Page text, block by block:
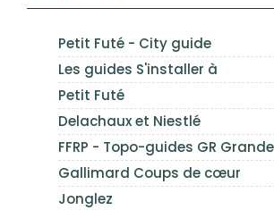
Petit Futé - City guide
Les guides S'installer à
Petit Futé
Delachaux et Niestlé
FFRP - Topo-guides GR
Gallimard Coups de cœur
Jonglez